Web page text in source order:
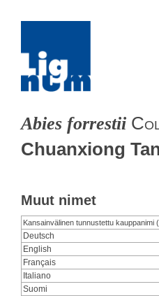
Abies forrestii
Chuanxiong
Muut nimet
Kansainvälinen tunnustettu kauppanimi
Deutsch
English
Français
Italiano
Suomi